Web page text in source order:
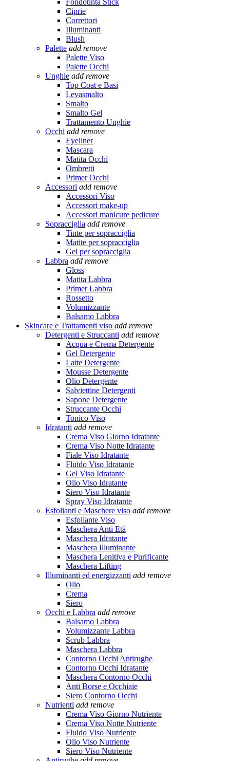
Fondotinta Stick
Ciprie
Correttori
Illuminanti
Blush
Palette add remove
Palette Viso
Palette Occhi
Unghie add remove
Top Coat e Basi
Levasmalto
Smalto
Smalto Gel
Trattamento Unghie
Occhi add remove
Eyeliner
Mascara
Matita Occhi
Ombretti
Primer Occhi
Accessori add remove
Accessori Viso
Accessori make-up
Accessori manicure pedicure
Sopracciglia add remove
Tinte per sopracciglia
Matite per sopracciglia
Gel per sopracciglia
Labbra add remove
Gloss
Matita Labbra
Primer Labbra
Rossetto
Volumizzante
Balsamo Labbra
Skincare e Trattamenti viso add remove
Detergenti e Struccanti add remove
Acqua e Crema Detergente
Gel Detergente
Latte Detergente
Mousse Detergente
Olio Detergente
Salviettine Detergenti
Sapone Detergente
Struccante Occhi
Tonico Viso
Idratanti add remove
Crema Viso Giorno Idratante
Crema Viso Notte Idratante
Fiale Viso Idratante
Fluido Viso Idratante
Gel Viso Idratante
Olio Viso Idratante
Siero Viso Idratante
Spray Viso Idratante
Esfolianti e Maschere viso add remove
Esfoliante Viso
Maschera Anti Età
Maschera Idratante
Maschera Illuminante
Maschera Lenitiva e Purificante
Maschera Lifting
Illuminanti ed energizzanti add remove
Olio
Crema
Siero
Occhi e Labbra add remove
Balsamo Labbra
Volumizzante Labbra
Scrub Labbra
Maschera Labbra
Contorno Occhi Antirughe
Contorno Occhi Idratante
Maschera Contorno Occhi
Anti Borse e Occhiaie
Siero Contorno Occhi
Nutrienti add remove
Crema Viso Giorno Nutriente
Crema Viso Notte Nutriente
Fluido Viso Nutriente
Olio Viso Nutriente
Siero Viso Nutriente